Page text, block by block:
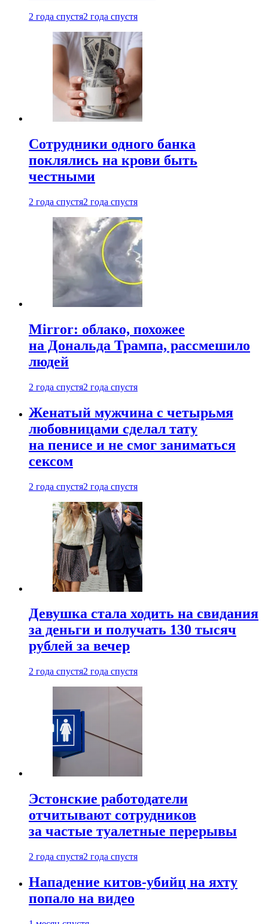
2 года спустя2 года спустя
Сотрудники одного банка
поклялись на крови быть
честными
2 года спустя2 года спустя
Mirror: облако, похожее
на Дональда Трампа, рассмешило
людей
2 года спустя2 года спустя
Женатый мужчина с четырьмя
любовницами сделал тату
на пенисе и не смог заниматься
сексом
2 года спустя2 года спустя
Девушка стала ходить на свидания
за деньги и получать 130 тысяч
рублей за вечер
2 года спустя2 года спустя
Эстонские работодатели
отчитывают сотрудников
за частые туалетные перерывы
2 года спустя2 года спустя
Нападение китов-убийц на яхту
попало на видео